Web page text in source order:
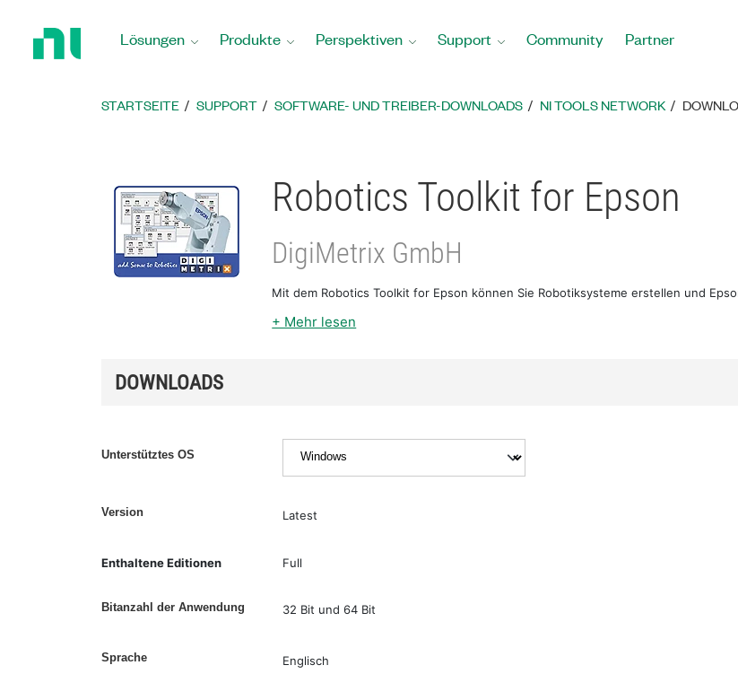
Startseite
Lösungen Produkte Perspektiven Support Community Partner
STARTSEITE SUPPORT SOFTWARE- UND TREIBER-DOWNLOADS NI TOOLS NETWORK
Robotics Toolkit for Epson
DigiMetrix GmbH
Mit dem Robotics Toolkit for Epson können Sie Robotiksysteme erstellen und
+ Mehr lesen
DOWNLOADS
Unterstütztes OS
Version Latest
Enthaltene Editionen Full
Bitanzahl der Anwendung 32 Bit und 64 Bit
Sprache Englisch